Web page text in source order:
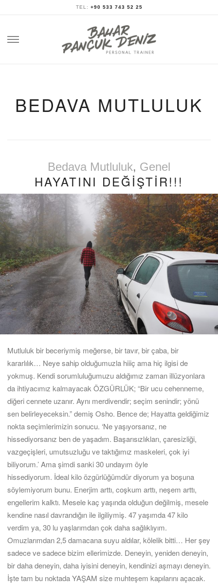
TEL: +90 533 743 52 25
BEDAVA MUTLULUK
Bedava Mutluluk, Genel
HAYATINI DEĞİŞTİR!!!
Mutluluk bir beceriymiş meğerse, bir tavır, bir çaba, bir
kararlılık… Neye sahip olduğumuzla hiiiç ama hiç ilgisi de
yokmuş. Kendi sorumluluğumuzu aldığımız zaman illüzyonlara
da ihtiyacımız kalmayacak ÖZGÜRLÜK; “Bir ucu cehenneme,
diğeri cennete uzanır. Aynı merdivendir; seçim senindir; yönü
sen belirleyeceksin.” demiş Osho. Bence de; Hayatta geldiğimiz
nokta seçimlerimizin sonucu. ‘Ne yaşıyorsanız, ne
hissediyorsanız ben de yaşadım. Başarısızlıkları, çaresizliği,
vazgeçişleri, umutsuzluğu ve taktığımız maskeleri, çok iyi
biliyorum.’ Ama şimdi sanki 30 undayım öyle
hissediyorum. İdeal kilo özgürlüğümdür diyorum ya boşuna
söylemiyorum bunu. Enerjim arttı, coşkum arttı, neşem arttı,
engellerim kalktı. Mesele kaç yaşında olduğun değilmiş, mesele
kendine nasıl davrandığın ile ilgiliymiş. 47 yaşımda 47 kilo
verdim ya, 30 lu yaşlarımdan çok daha sağlıklıyım.
Omuzlarımdan 2,5 damacana suyu aldılar, kölelik bitti… Her şey
sadece ve sadece bizim ellerimizde. Deneyin, yeniden deneyin,
bir daha deneyin, daha iyisini deneyin, kendinizi aşmayı deneyin.
İşte tam bu noktada YAŞAM size muhteşem kapılarını açacak.